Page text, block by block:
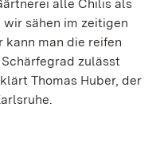
alle Chilis als
sähen im zeitigen
kann man die reifen
zulässt
Thomas Huber, der